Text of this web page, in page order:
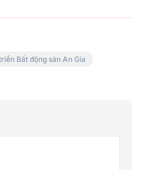
Bất động sản An Gia